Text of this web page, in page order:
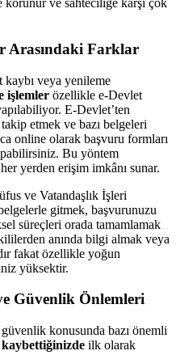
ve sahteciliğe karşı çok
Arasındaki Farklar
veya yenileme
işlemler özellikle e-Devlet
E-Devlet’ten
etmek ve bazı belgeleri
online olarak başvuru formları
Bu yöntem
yerden erişim imkânı sunar.
ve Vatandaşlık İşleri
gitmek, başvurunuzu
süreçleri orada tamamlamak
anında bilgi almak veya
fakat özellikle yoğun
yüksektir.
Güvenlik Önlemleri
konusunda bazı önemli
ilk olarak